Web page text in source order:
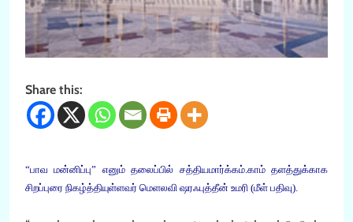
Share this:
“பாவ மன்னிப்பு” எனும் தலைப்பில் சத்தியமார்க்கம்.காம் தளத்துக்காக
சிறப்புரை நிகழ்த்தியுள்ளவர் மெளலவி ஷரஃபுத்தீன் உமரி (மீள் பதிவு).